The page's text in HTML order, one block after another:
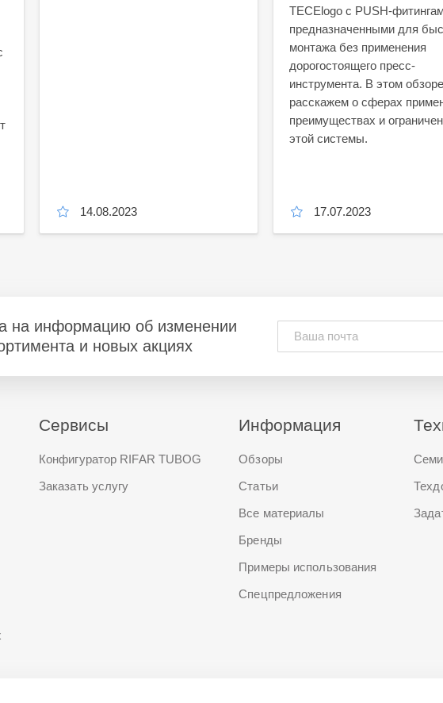
14.08.2023
TECElogo с PUSH-
предназначенными для
монтажа без применения
дорогостоящего пресс-
инструмента. В этом
расскажем о сферах
преимуществах и
этой системы.
17.07.2023
на информацию об изменении
и новых акциях
Сервисы
Конфигуратор RIFAR TUBOG
Заказать услугу
Информация
Обзоры
Статьи
Все материалы
Бренды
Примеры использования
Спецпредложения